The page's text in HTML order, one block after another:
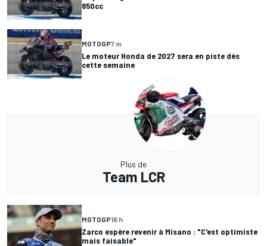
850cc
MOTOGP7 m
Le moteur Honda de 2027 sera en piste dès
cette semaine
Plus de
Team LCR
MOTOGP16 h
Zarco espère revenir à Misano : "C'est optimiste
mais faisable"